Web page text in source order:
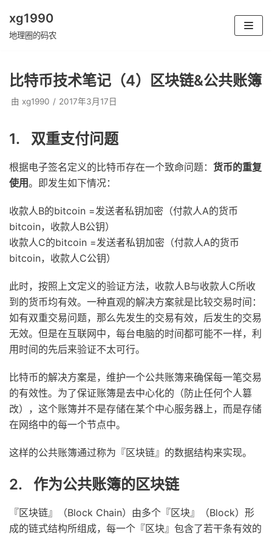
跳
文
xg1990
地理圈的码农
比特币技术笔记（4）区块链&公共账簿
由 xg1990 2017年3月17日
1. 双重支付问题
根据电子签名定义的比特币存在一个致命问题： 货币的重复
使用。即发生如下情况：
收款人B的bitcoin =发送者私钥加密（付款人A的货币
bitcoin，收款人B公钥）
收款人C的bitcoin =发送者私钥加密（付款人A的货币
bitcoin，收款人C公钥）
此时，按照上文定义的验证方法，收款人B与收款人C所收
到的货币均有效。一种直观的解决方案就是比较交易时间：
如有双重交易问题，那么先发生的交易有效，后发生的交易
无效。但是在互联网中，每台电脑的时间都可能不一样，利
用时间的先后来验证不太可行。
比特币的解决方案是，维护一个公共账簿来确保每一笔交易
的有效性。为了保证账簿是去中心化的（防止任何个人篡
改），这个账簿并不是存储在某个中心服务器上，而是存储
在网络中的每一个节点中。
这样的公共账簿通过称为『区块链』的数据结构来实现。
2. 作为公共账簿的区块链
『区块链』（Block Chain）由多个『区块』（Block）形
成的链式结构所组成，每一个『区块』包含了若干条有效的